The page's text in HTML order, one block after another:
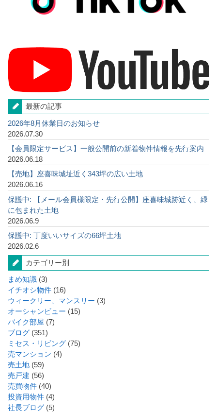
最新の記事
2026年8月休業日のお知らせ
2026.07.30
【会員限定サービス】一般公開前の新着物件情報を先行案内
2026.06.18
【売地】座喜味城址近く343坪の広い土地
2026.06.16
保護中: 【メール会員様限定・先行公開】座喜味城跡近く、緑
に包まれた土地
2026.06.9
保護中: 丁度いいサイズの66坪土地
2026.02.6
カテゴリー別
まめ知識 (3)
イチオシ物件 (16)
ウィークリー、マンスリー (3)
オーシャンビュー (15)
バイク部屋 (7)
ブログ (351)
ミセス・リビング (75)
売マンション (4)
売土地 (59)
売戸建 (56)
売買物件 (40)
投資用物件 (4)
社長ブログ (5)